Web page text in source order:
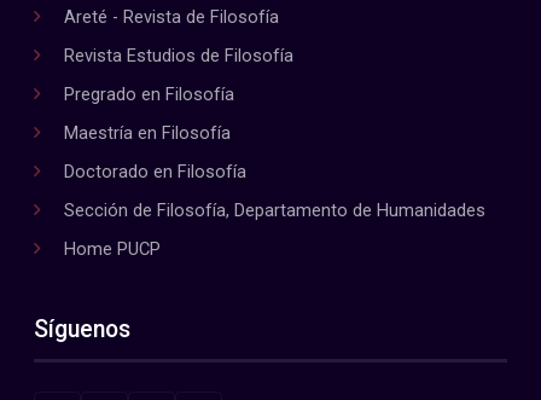
Areté - Revista de Filosofía
Revista Estudios de Filosofía
Pregrado en Filosofía
Maestría en Filosofía
Doctorado en Filosofía
Sección de Filosofía, Departamento de Humanidades
Home PUCP
Síguenos